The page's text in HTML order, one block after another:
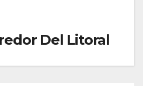
Del Litoral